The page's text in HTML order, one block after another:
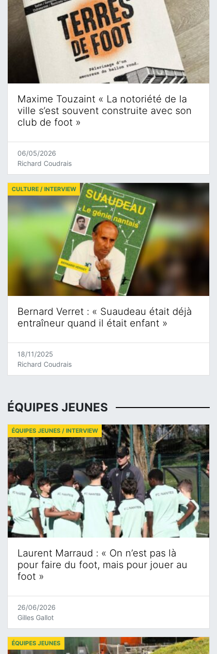
Maxime Touzaint « La notoriété de la
ville s’est souvent construite avec son
club de foot »
06/05/2026
Richard Coudrais
Bernard Verret : « Suaudeau était déjà
entraîneur quand il était enfant »
CULTURE / INTERVIEW
18/11/2025
Richard Coudrais
ÉQUIPES JEUNES
Laurent Marraud : « On n’est pas là
pour faire du foot, mais pour jouer au
foot »
ÉQUIPES JEUNES / INTERVIEW
26/06/2026
Gilles Gallot
ÉQUIPES JEUNES